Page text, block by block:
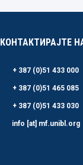
КОНТАКТИРАЈТЕ
+ 387 (0)51 433 000
+ 387 (0)51 465 085
+ 387 (0)51 433 030
info [at] mf.unibl.org